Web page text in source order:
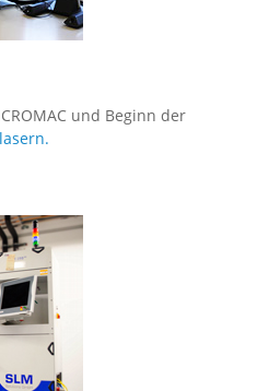
und Beginn der